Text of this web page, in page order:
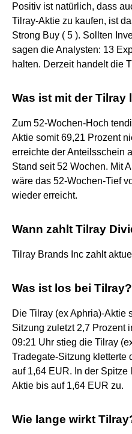
Positiv ist natürlich, dass
Tilray-Aktie zu kaufen, ist
Strong Buy ( 5 ). Sollten
sagen die Analysten: 13
halten. Derzeit handelt die
Was ist mit der Tilray
Zum 52-Wochen-Hoch
Aktie somit 69,21 Prozent
erreichte der Anteilsschein
Stand seit 52 Wochen. Mit
wäre das 52-Wochen-Tief
wieder erreicht.
Wann zahlt Tilray
Tilray Brands Inc zahlt
Was ist los bei Tilray?
Die Tilray (ex Aphria)-Aktie
Sitzung zuletzt 2,7 Prozent
09:21 Uhr stieg die Tilray
Tradegate-Sitzung kletterte
auf 1,64 EUR. In der Spitze
Aktie bis auf 1,64 EUR zu.
Wie lange wirkt